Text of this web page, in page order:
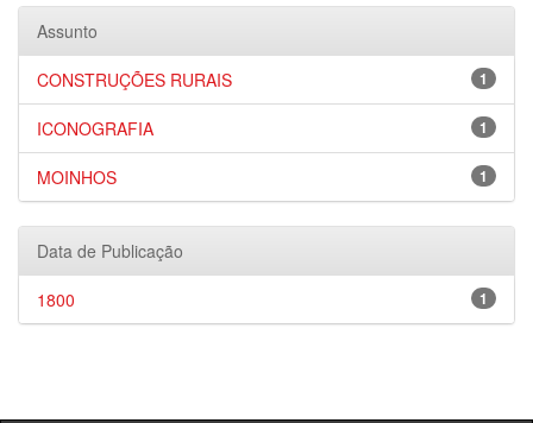
Assunto
1
CONSTRUÇÕES RURAIS
1
ICONOGRAFIA
1
MOINHOS
Data de Publicação
1
1800